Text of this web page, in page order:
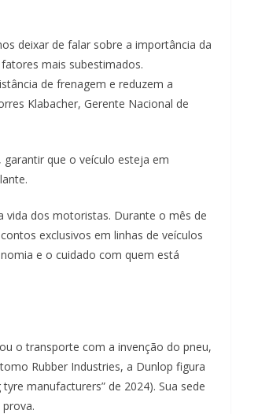
deixar de falar sobre a importância da
mais subestimados.
de frenagem e reduzem a
Klabacher, Gerente Nacional de
que o veículo esteja em
vida dos motoristas. Durante o mês de
exclusivos em linhas de veículos
e o cuidado com quem está
o transporte com a invenção do pneu,
Rubber Industries, a Dunlop figura
manufacturers” de 2024). Sua sede